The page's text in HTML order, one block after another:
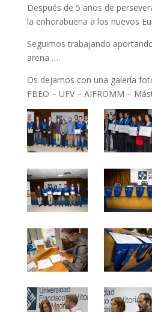
Después de 5 años de
la enhorabuena a los nuevos
Seguimos trabajando
arena ….
Os dejamos con una galería
FBEO – UFV – AIFROMM –